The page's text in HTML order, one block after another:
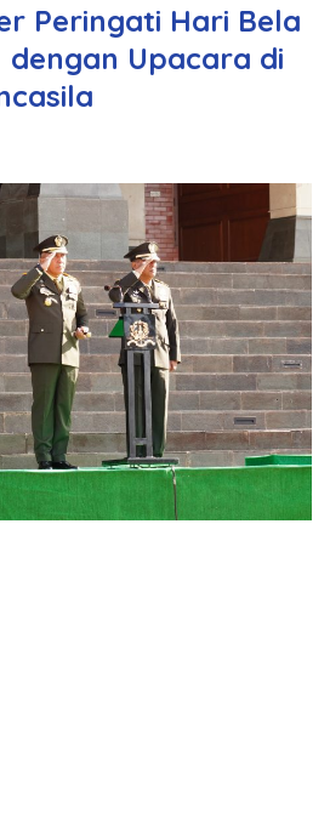
Peringati Hari Bela
Upacara di